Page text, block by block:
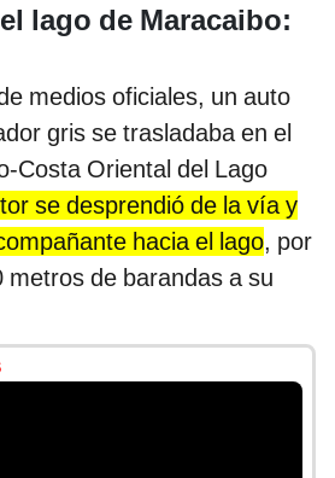
lago de Maracaibo:
medios oficiales, un auto
gris se trasladaba en el
Costa Oriental del Lago
se desprendió de la vía y
hacia el lago, por
metros de barandas a su